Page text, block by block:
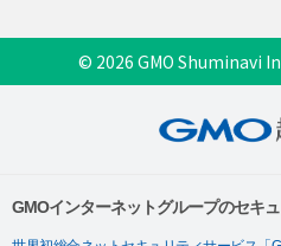
© 2026 GMO Shuminavi